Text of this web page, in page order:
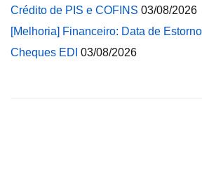
Crédito de PIS e COFINS 03/08/2026
[Melhoria] Financeiro: Data de
Cheques EDI 03/08/2026